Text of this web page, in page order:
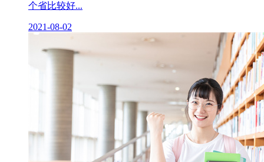
个省比较好...
2021-08-02